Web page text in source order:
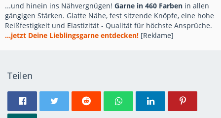
...und hinein ins Nähvergnügen! Garne in 460 Farben in allen
gängigen Stärken. Glatte Nähe, fest sitzende Knöpfe, eine hohe
Reißfestigkeit und Elastizität - Qualität für höchste Ansprüche.
...jetzt Deine Lieblingsgarne entdecken! [Reklame]
Teilen